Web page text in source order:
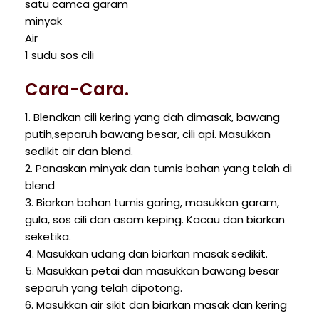
satu camca garam
minyak
Air
1 sudu sos cili
Cara-Cara.
1. Blendkan cili kering yang dah dimasak, bawang
putih,separuh bawang besar, cili api. Masukkan
sedikit air dan blend.
2. Panaskan minyak dan tumis bahan yang telah di
blend
3. Biarkan bahan tumis garing, masukkan garam,
gula, sos cili dan asam keping. Kacau dan biarkan
seketika.
4. Masukkan udang dan biarkan masak sedikit.
5. Masukkan petai dan masukkan bawang besar
separuh yang telah dipotong.
6. Masukkan air sikit dan biarkan masak dan kering